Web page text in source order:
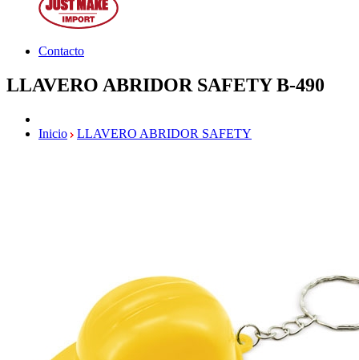
Contacto
LLAVERO ABRIDOR SAFETYB-490
Inicio LLAVERO ABRIDOR SAFETY